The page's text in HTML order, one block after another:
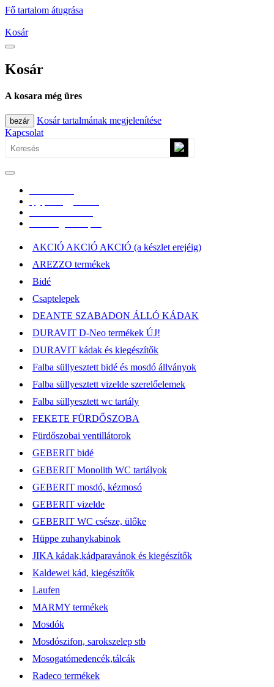
Fő tartalom átugrása
Kosár
Kosár
A kosara még üres
bezár
Kosár tartalmának megjelenítése
Kapcsolat
AKCIÓ AKCIÓ AKCIÓ (a készlet erejéig)
AREZZO termékek
Bidé
Csaptelepek
DEANTE SZABADON ÁLLÓ KÁDAK
DURAVIT D-Neo termékek ÚJ!
DURAVIT kádak és kiegészítők
Falba süllyesztett bidé és mosdó állványok
Falba süllyesztett vizelde szerelőelemek
Falba süllyesztett wc tartály
FEKETE FÜRDŐSZOBA
Fürdőszobai ventillátorok
GEBERIT bidé
GEBERIT Monolith WC tartályok
GEBERIT mosdó, kézmosó
GEBERIT vizelde
GEBERIT WC csésze, ülőke
Hüppe zuhanykabinok
JIKA kádak,kádparavánok és kiegészítők
Kaldewei kád, kiegészítők
Laufen
MARMY termékek
Mosdók
Mosdószifon, sarokszelep stb
Mosogatómedencék,tálcák
Radeco termékek